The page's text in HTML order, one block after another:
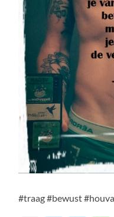
#traag #bewust